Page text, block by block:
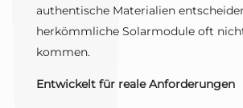
authentische Materialien
herkömmliche Solarmodule oft
kommen.
Entwickelt für reale Anforderungen